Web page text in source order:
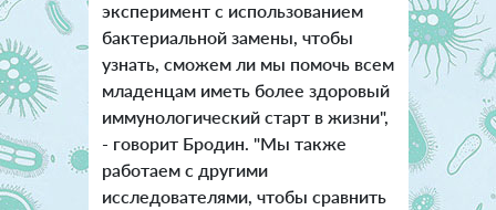
эксперимент с использованием
бактериальной замены, чтобы
узнать, сможем ли мы помочь всем
младенцам иметь более здоровый
иммунологический старт в жизни",
- говорит Бродин. "Мы также
работаем с другими
исследователями, чтобы сравнить